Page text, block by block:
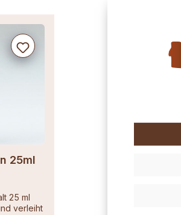
25ml
25 ml
verleiht